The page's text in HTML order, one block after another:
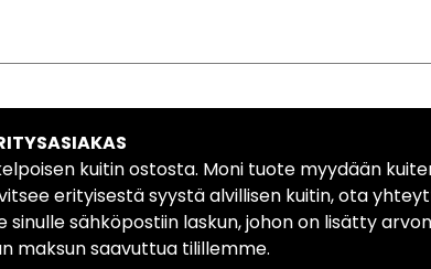
kuitin ostosta. Moni tuote myydään
erityisestä syystä alvillisen kuitin, ota
sinulle sähköpostiin laskun, johon on lisätty
maksun saavuttua tilillemme.